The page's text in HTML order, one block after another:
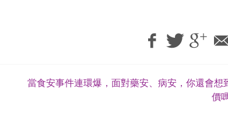
當食安事件連環爆，面對藥安、病安，你還會想
價